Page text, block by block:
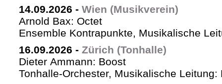
14.09.2026 - Wien (Musikverein)
Arnold Bax: Octet
Ensemble Kontrapunkte, Musikalische
16.09.2026 - Zürich (Tonhalle)
Dieter Ammann: Boost
Tonhalle-Orchester, Musikalische Leitung: